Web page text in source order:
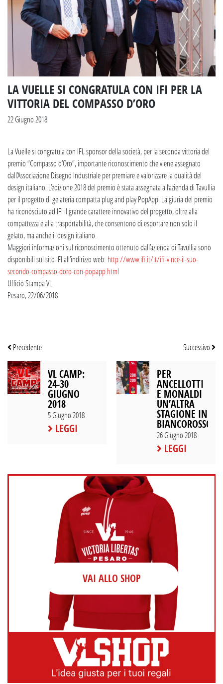
LA VUELLE SI CONGRATULA CON IFI PER LA
VITTORIA DEL COMPASSO D’ORO
22 Giugno 2018
La Vuelle si congratula con IFI, sponsor della società, per la seconda vittoria del
premio “Compasso d’Oro”, importante riconoscimento che viene assegnato
dall’Associazione Disegno Industriale per premiare e valorizzare la qualità del
design italiano. L’edizione 2018 del premio è stata assegnata all’azienda di Tavullia
per il progetto di gelateria compatta plug and play PopApp. La giuria del premio
ha riconosciuto ad IFI il grande carattere innovativo del progetto, oltre alla
compattezza e alla trasportabilità, che consentono di esportare non solo il
gelato, ma anche il design italiano.
Maggiori informazioni sul riconoscimento ottenuto dall’azienda di Tavullia sono
disponibili sul sito IFI all’indirizzo web: http://www.ifi.it/it/ifi-vince-il-suo-
secondo-compasso-doro-con-popapp.html
Ufficio Stampa VL
Pesaro, 22/06/2018
Precedente
VL CAMP:
24-30
GIUGNO
2018
5 Giugno 2018
LEGGI
Successivo
PER
ANCELLOTTI
E MONALDI
UN’ALTRA
STAGIONE IN
BIANCOROSSO
26 Giugno 2018
LEGGI
VAI ALLO SHOP